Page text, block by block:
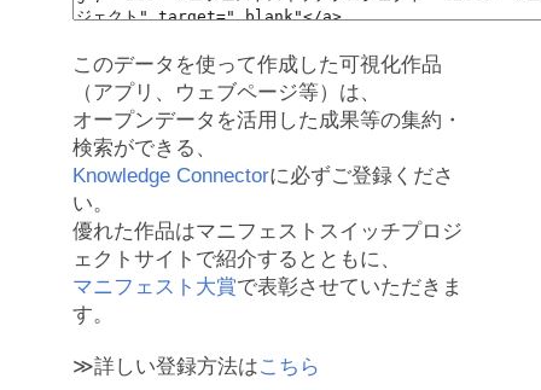
このデータを使って作成した可視化作品
（アプリ、ウェブページ等）は、
オープンデータを活用した成果等の集約・
検索ができる、
Knowledge Connectorに必ずご登録くださ
い。
優れた作品はマニフェストスイッチプロジ
ェクトサイトで紹介するとともに、
マニフェスト大賞で表彰させていただきま
す。
≫詳しい登録方法はこちら